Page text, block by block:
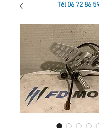
Tél 06 72 86